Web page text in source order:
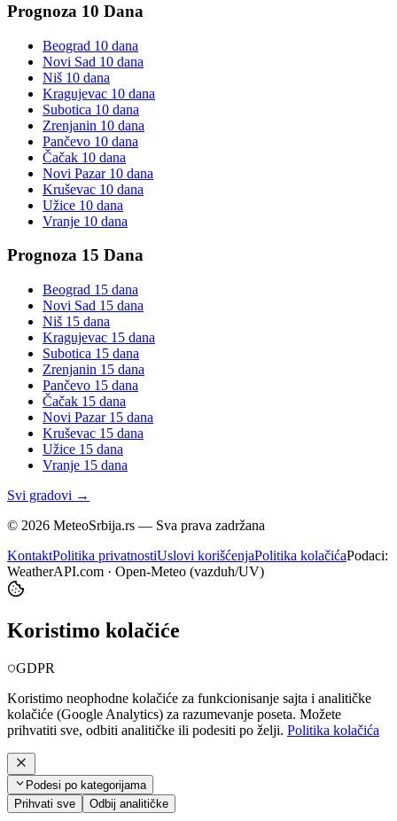
Prognoza 10 Dana
Beograd 10 dana
Novi Sad 10 dana
Niš 10 dana
Kragujevac 10 dana
Subotica 10 dana
Zrenjanin 10 dana
Pančevo 10 dana
Čačak 10 dana
Novi Pazar10 dana
Kruševac 10 dana
Užice 10 dana
Vranje 10 dana
Prognoza 15 Dana
Beograd 15 dana
Novi Sad 15 dana
Niš 15 dana
Kragujevac 15 dana
Subotica 15 dana
Zrenjanin 15 dana
Pančevo 15 dana
Čačak 15 dana
Novi Pazar15 dana
Kruševac 15 dana
Užice 15 dana
Vranje 15 dana
Svi gradovi →
© 2026 MeteoSrbija.rs — Sva prava zadržana
KontaktPolitika privatnostiUslovi korišćenjaPolitika kolačićaPodaci:
WeatherAPI.com · Open-Meteo (vazduh/UV)
Koristimo kolačiće
GDPR
Koristimo neophodne kolačiće za funkcionisanje sajta i analitičke
kolačiće (Google Analytics) za razumevanje poseta. Možete
prihvatiti sve, odbiti analitičke ili podesiti po želji. Politika kolačića
Podesi po kategorijama
Prihvati sve
Odbij analitičke